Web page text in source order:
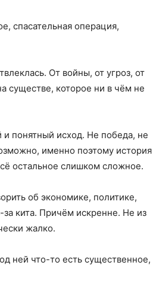
спасательная операция,
От войны, от угроз, от
существе, которое ни в чём не
понятный исход. Не победа, не
именно поэтому история
остальное слишком сложное.
об экономике, политике,
за кита. Причём искренне. Не из
жалко.
ней что-то есть существенное,